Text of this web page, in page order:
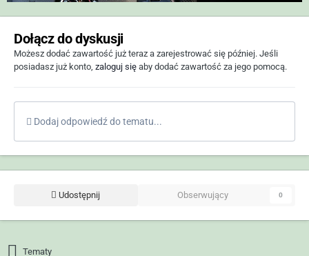
Dołącz do dyskusji
Możesz dodać zawartość już teraz a zarejestrować się później. Jeśli
posiadasz już konto, zaloguj się aby dodać zawartość za jego pomocą.
Dodaj odpowiedź do tematu...
Udostępnij Obserwujący 0
Tematy